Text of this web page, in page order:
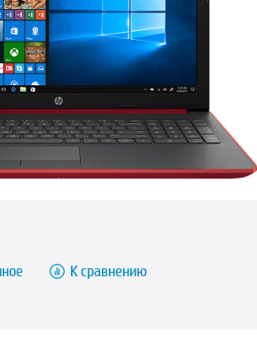
К сравнению